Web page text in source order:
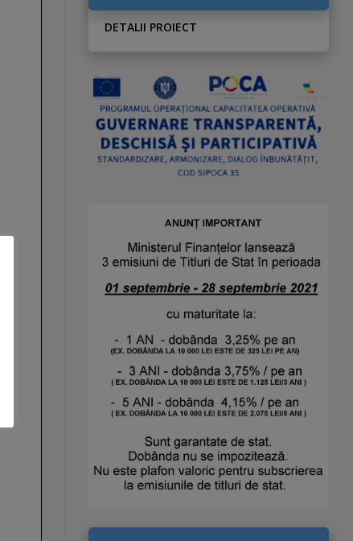
DETALII PROIECT